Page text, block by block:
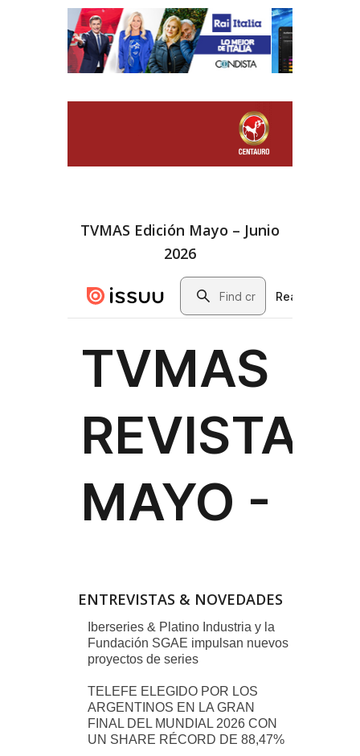
TVMAS Edición Mayo – Junio
2026
ENTREVISTAS & NOVEDADES
Iberseries & Platino Industria y la
Fundación SGAE impulsan nuevos
proyectos de series
TELEFE ELEGIDO POR LOS
ARGENTINOS EN LA GRAN
FINAL DEL MUNDIAL 2026 CON
UN SHARE RÉCORD DE 88,47%